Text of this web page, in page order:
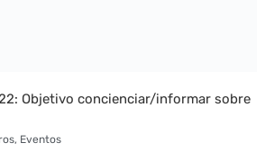
Objetivo concienciar/informar sobre
, Eventos